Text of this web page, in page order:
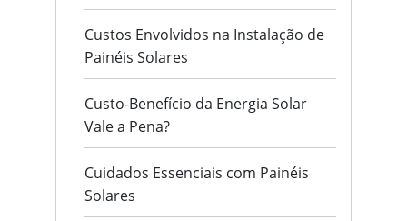
Custos Envolvidos na Instalação de
Painéis Solares
Custo-Benefício da Energia Solar
Vale a Pena?
Cuidados Essenciais com Painéis
Solares